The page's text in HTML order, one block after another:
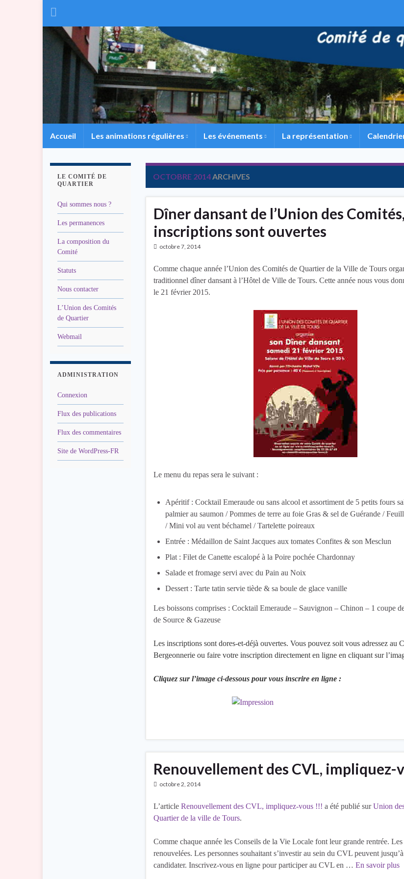
Accueil Les animations régulières Les événements La représentation
OCTOBRE 2014ARCHIVES
Dîner dansant de l’Union des
inscriptions sont ouvertes
octobre 7, 2014
Comme chaque année l’Union des Comités de Quartier de la Ville de Tours
traditionnel dîner dansant à l’Hôtel de Ville de Tours. Cette année nous vous
le 21 février 2015.
Le menu du repas sera le suivant :
Apéritif : Cocktail Emeraude ou sans alcool et assortiment de 5 petits fours
palmier au saumon / Pommes de terre au foie Gras & sel de Guérande /
/ Mini vol au vent béchamel / Tartelette poireaux
Entrée : Médaillon de Saint Jacques aux tomates Confites & son Mesclun
Plat : Filet de Canette escalopé à la Poire pochée Chardonnay
Salade et fromage servi avec du Pain au Noix
Dessert : Tarte tatin servie tiède & sa boule de glace vanille
Les boissons comprises : Cocktail Emeraude – Sauvignon – Chinon – 1 coupe
de Source & Gazeuse
Les inscriptions sont dores-et-déjà ouvertes. Vous pouvez soit vous adressez au
Bergeonnerie ou faire votre inscription directement en ligne en cliquant sur
Cliquez sur l’image ci-dessous pour vous inscrire en ligne :
Renouvellement des CVL, impliquez-
octobre 2, 2014
L’article Renouvellement des CVL, impliquez-vous !!! a été publié surUnion
Quartier de la ville de Tours.
Comme chaque année les Conseils de la Vie Locale font leur grande rentrée. Les
renouvelées. Les personnes souhaitant s’investir au sein du CVL peuvent
candidater. Inscrivez-vous en ligne pour participer au CVL en … En savoir plus
LE COMITÉ DE
QUARTIER
Qui sommes nous ?
Les permanences
La composition du
Comité
Statuts
Nous contacter
L’Union des Comités
de Quartier
Webmail
ADMINISTRATION
Connexion
Flux des publications
Flux des commentaires
Site de WordPress-FR